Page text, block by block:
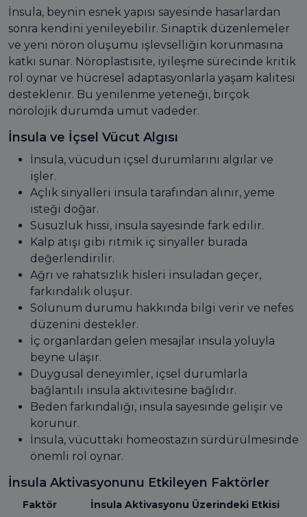
İnsula, beynin esnek yapısı sayesinde hasarlardan
sonra kendini yenileyebilir. Sinaptik düzenlemeler
ve yeni nöron oluşumu işlevselliğin korunmasına
katkı sunar. Nöroplastisite, iyileşme sürecinde kritik
rol oynar ve hücresel adaptasyonlarla yaşam kalitesi
desteklenir. Bu yenilenme yeteneği, birçok
nörolojik durumda umut vadeder.
İnsula ve İçsel Vücut Algısı
İnsula, vücudun içsel durumlarını algılar ve
işler.
Açlık sinyalleri insula tarafından alınır, yeme
isteği doğar.
Susuzluk hissi, insula sayesinde fark edilir.
Kalp atışı gibi ritmik iç sinyaller burada
değerlendirilir.
Ağrı ve rahatsızlık hisleri insuladan geçer,
farkındalık oluşur.
Solunum durumu hakkında bilgi verir ve nefes
düzenini destekler.
İç organlardan gelen mesajlar insula yoluyla
beyne ulaşır.
Duygusal deneyimler, içsel durumlarla
bağlantılı insula aktivitesine bağlıdır.
Beden farkındalığı, insula sayesinde gelişir ve
korunur.
İnsula, vücuttaki homeostazın sürdürülmesinde
önemli rol oynar.
İnsula Aktivasyonunu Etkileyen Faktörler
Faktör İnsula Aktivasyonu Üzerindeki Etkisi